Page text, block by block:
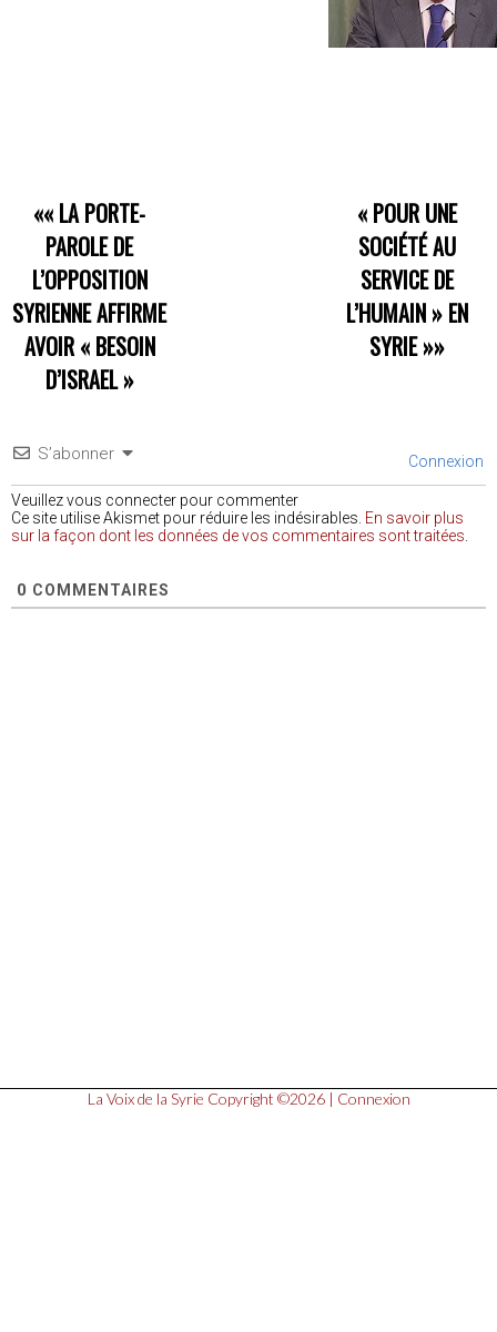
«« LA PORTE-
PAROLE DE
L’OPPOSITION
SYRIENNE AFFIRME
AVOIR « BESOIN
D’ISRAEL »
« POUR UNE
SOCIÉTÉ AU
SERVICE DE
L’HUMAIN » EN
SYRIE»»
S’abonner Connexion
Veuillez vous connecter pour commenter
Ce site utilise Akismet pour réduire les indésirables. En savoir plus
sur la façon dont les données de vos commentaires sont traitées
0 COMMENTAIRES
La Voix de la Syrie Copyright ©2026 | Connexion